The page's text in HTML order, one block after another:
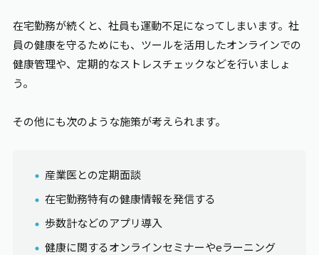
在宅勤務が続くと、社員も運動不足になってしまいます。社
員の健康を守るためにも、ツールを活用したオンラインでの
健康管理や、定期的なストレスチェックなどを行いましょ
う。
その他にも次のような施策が考えられます。
産業医との定期面談
在宅勤務特有の健康情報を発信する
歩数計などのアプリ導入
健康に関するオンラインセミナーやeラーニング